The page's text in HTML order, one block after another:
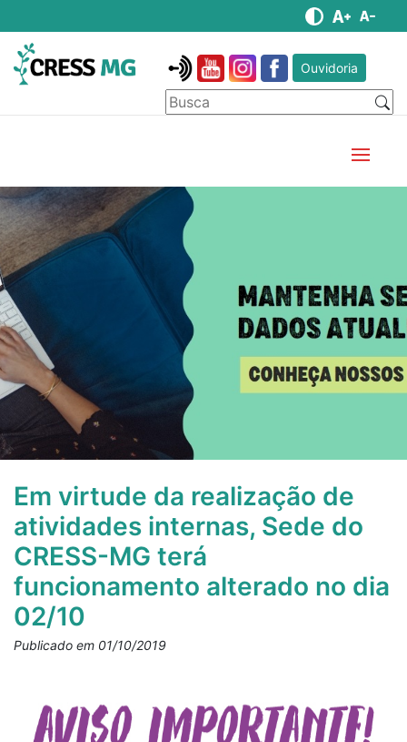
Ouvidoria
Em virtude da realização de
atividades internas, Sede do
CRESS-MG terá
funcionamento alterado no dia
02/10
Publicado em 01/10/2019